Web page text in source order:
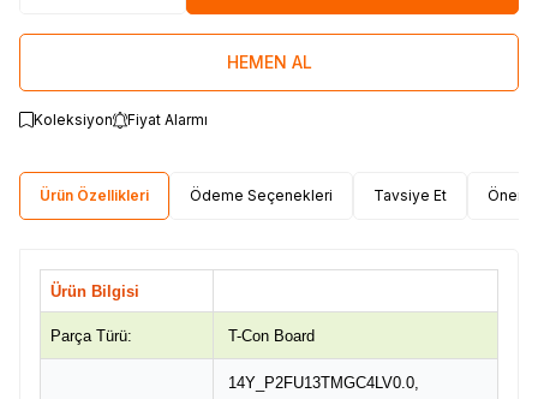
HEMEN AL
Koleksiyon Fiyat Alarmı
Ürün Özellikleri Ödeme Seçenekleri Tavsiye Et Öneri
Ürün Bilgisi
Parça Türü: T-Con Board
14Y_P2FU13TMGC4LV0.0,